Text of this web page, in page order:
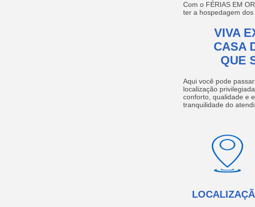
Com o FÉRIAS EM
ter a hospedagem dos
VIVA
CASA
QUE
Aqui você pode
localização
conforto, qualidade e
tranquilidade do